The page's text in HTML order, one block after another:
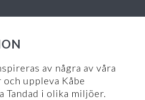
av några av våra
uppleva Kåbe
Tandad i olika miljöer.